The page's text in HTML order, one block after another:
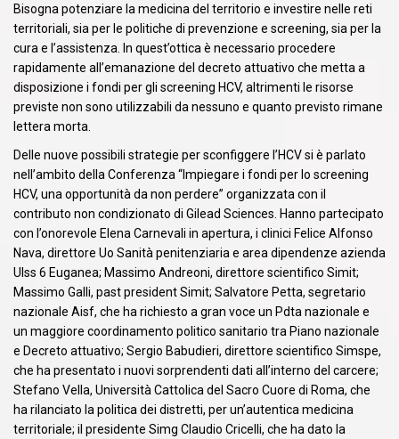
Bisogna potenziare la medicina del territorio e investire nelle reti
territoriali, sia per le politiche di prevenzione e screening, sia per la
cura e l’assistenza. In quest’ottica è necessario procedere
rapidamente all’emanazione del decreto attuativo che metta a
disposizione i fondi per gli screening HCV, altrimenti le risorse
previste non sono utilizzabili da nessuno e quanto previsto rimane
lettera morta.
Delle nuove possibili strategie per sconfiggere l’HCV si è parlato
nell’ambito della Conferenza “Impiegare i fondi per lo screening
HCV, una opportunità da non perdere” organizzata con il
contributo non condizionato di Gilead Sciences. Hanno partecipato
con l’onorevole Elena Carnevali in apertura, i clinici Felice Alfonso
Nava, direttore Uo Sanità penitenziaria e area dipendenze azienda
Ulss 6 Euganea; Massimo Andreoni, direttore scientifico Simit;
Massimo Galli, past president Simit; Salvatore Petta, segretario
nazionale Aisf, che ha richiesto a gran voce un Pdta nazionale e
un maggiore coordinamento politico sanitario tra Piano nazionale
e Decreto attuativo; Sergio Babudieri, direttore scientifico Simspe,
che ha presentato i nuovi sorprendenti dati all’interno del carcere;
Stefano Vella, Università Cattolica del Sacro Cuore di Roma, che
ha rilanciato la politica dei distretti, per un’autentica medicina
territoriale; il presidente Simg Claudio Cricelli, che ha dato la